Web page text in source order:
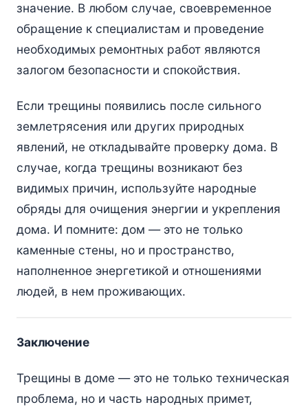
значение. В любом случае, своевременное
обращение к специалистам и проведение
необходимых ремонтных работ являются
залогом безопасности и спокойствия.
Если трещины появились после сильного
землетрясения или других природных
явлений, не откладывайте проверку дома. В
случае, когда трещины возникают без
видимых причин, используйте народные
обряды для очищения энергии и укрепления
дома. И помните: дом — это не только
каменные стены, но и пространство,
наполненное энергетикой и отношениями
людей, в нем проживающих.
Заключение
Трещины в доме — это не только техническая
проблема, но и часть народных примет,